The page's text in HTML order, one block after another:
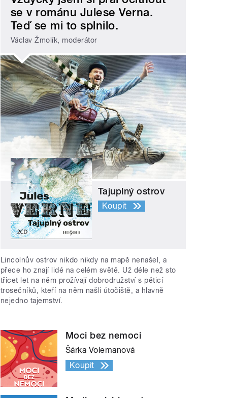
se v románu Julese Verna.
Teď se mi to splnilo.
Václav Žmolík, moderátor
Tajuplný ostrov
Koupit
Lincolnův ostrov nikdo nikdy na mapě nenašel, a
přece ho znají lidé na celém světě. Už déle než sto
třicet let na něm prožívají dobrodružství s pěticí
trosečníků, kteří na něm našli útočiště, a hlavně
nejedno tajemství.
Moci bez nemoci
Šárka Volemanová
Koupit